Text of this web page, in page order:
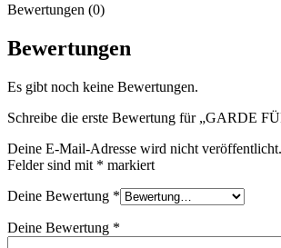
Bewertungen (0)
Bewertungen
Es gibt noch keine Bewertungen.
Schreibe die erste Bewertung für „GARDE
Deine E-Mail-Adresse wird nicht veröffentlicht.
Felder sind mit * markiert
Deine Bewertung *
Deine Bewertung *